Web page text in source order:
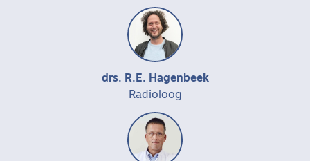
drs. R.E. Hagenbeek
Radioloog